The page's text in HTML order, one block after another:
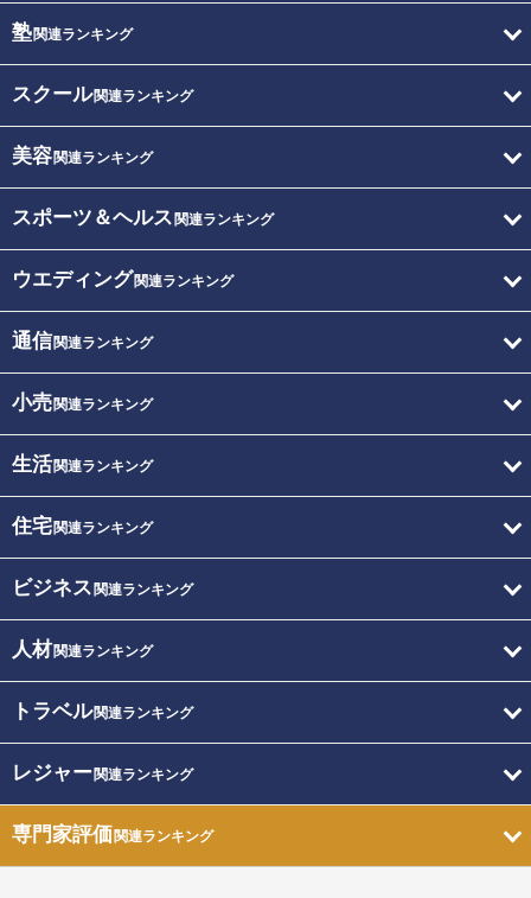
塾関連ランキング
スクール関連ランキング
美容関連ランキング
スポーツ＆ヘルス 関連ランキング
ウエディング関連ランキング
通信関連ランキング
小売関連ランキング
生活関連ランキング
住宅関連ランキング
ビジネス 関連ランキング
人材関連ランキング
トラベル関連ランキング
レジャー関連ランキング
専門家評価関連ランキング